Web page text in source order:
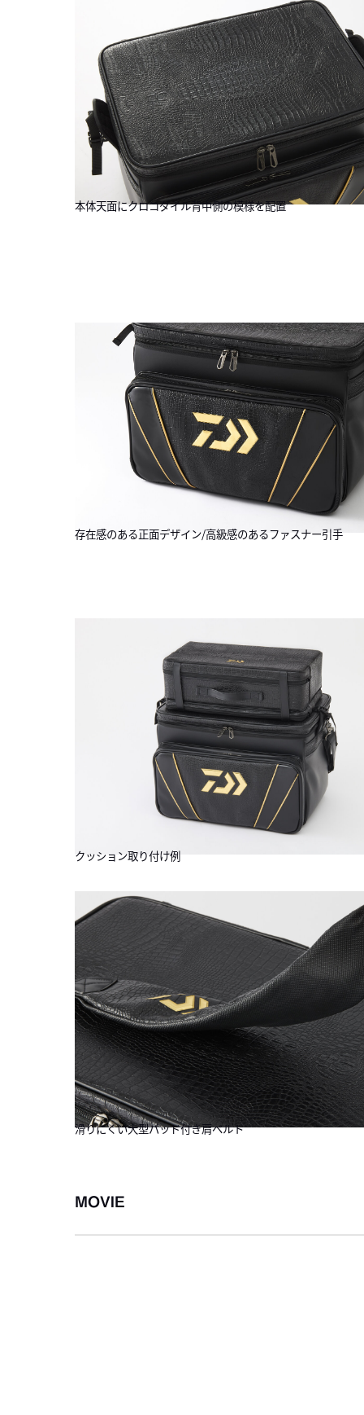
本体天面にクロコダイル背中側の模様を配置
存在感のある正面デザイン/高級感のあるファスナー引手
クッション取り付け例
滑りにくい大型パッド付き肩ベルト
MOVIE